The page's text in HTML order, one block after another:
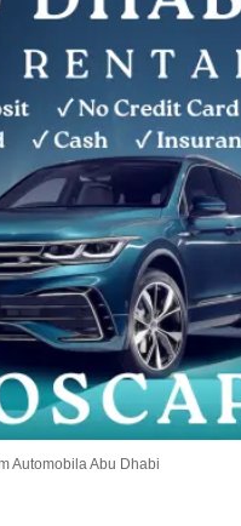
Automobila Abu Dhabi